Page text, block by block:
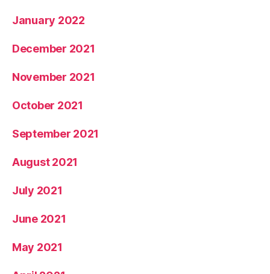
January 2022
December 2021
November 2021
October 2021
September 2021
August 2021
July 2021
June 2021
May 2021